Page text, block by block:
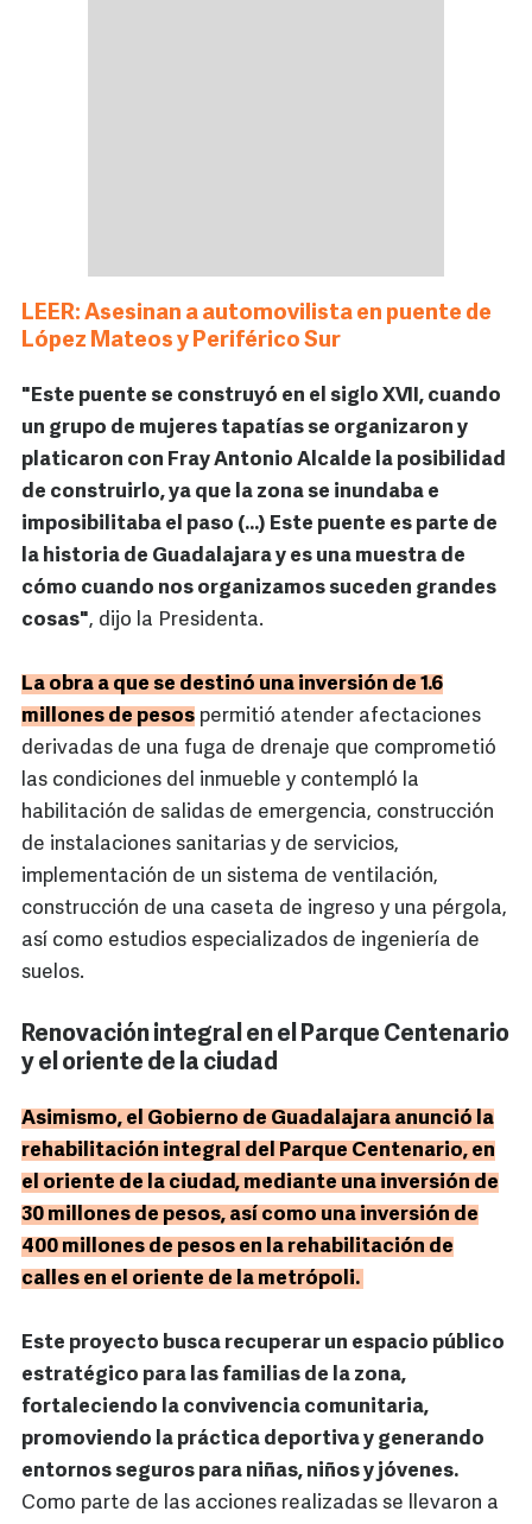
LEER: Asesinan a automovilista en puente de
López Mateos y Periférico Sur
"Este puente se construyó en el siglo XVII, cuando
un grupo de mujeres tapatías se organizaron y
platicaron con Fray Antonio Alcalde la posibilidad
de construirlo, ya que la zona se inundaba e
imposibilitaba el paso (...) Este puente es parte de
la historia de Guadalajara y es una muestra de
cómo cuando nos organizamos suceden grandes
cosas", dijo la Presidenta.
La obra a que se destinó una inversión de 1.6
millones de pesos permitió atender afectaciones
derivadas de una fuga de drenaje que comprometió
las condiciones del inmueble y contempló la
habilitación de salidas de emergencia, construcción
de instalaciones sanitarias y de servicios,
implementación de un sistema de ventilación,
construcción de una caseta de ingreso y una pérgola,
así como estudios especializados de ingeniería de
suelos.
Renovación integral en el Parque Centenario
y el oriente de la ciudad
Asimismo, el Gobierno de Guadalajara anunció la
rehabilitación integral del Parque Centenario, en
el oriente de la ciudad, mediante una inversión de
30 millones de pesos, así como una inversión de
400 millones de pesos en la rehabilitación de
calles en el oriente de la metrópoli.
Este proyecto busca recuperar un espacio público
estratégico para las familias de la zona,
fortaleciendo la convivencia comunitaria,
promoviendo la práctica deportiva y generando
entornos seguros para niñas, niños y jóvenes.
Como parte de las acciones realizadas se llevaron a